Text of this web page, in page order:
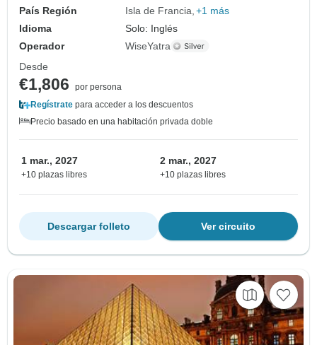
País Región
Isla de Francia +1 más
Idioma
Solo: Inglés
Operador
WiseYatra
Desde
€1,806
por persona
Regístrate para acceder a los descuentos
Precio basado en una habitación privada doble
1 mar., 2027
+10 plazas libres
2 mar., 2027
+10 plazas libres
Ver circuito
Descargar folleto